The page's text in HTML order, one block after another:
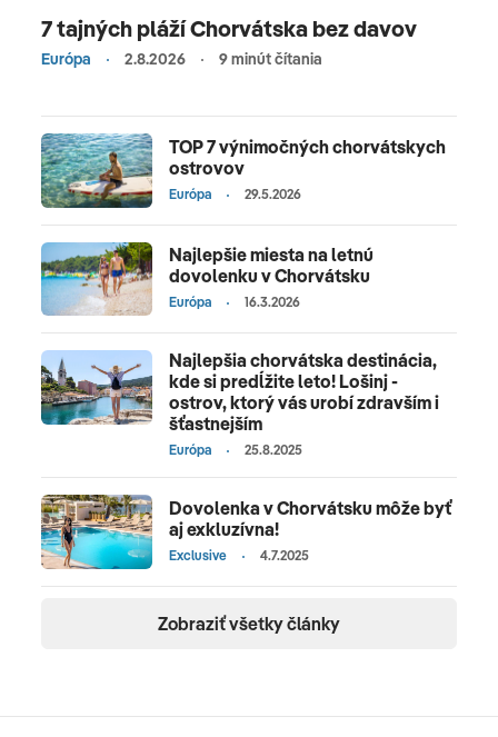
7 tajných pláží Chorvátska bez davov
Európa 2.8.2026 9 minút čítania
TOP 7 výnimočných chorvátskych
ostrovov
Európa 29.5.2026
Najlepšie miesta na letnú
dovolenku v Chorvátsku
Európa 16.3.2026
Najlepšia chorvátska destinácia,
kde si predĺžite leto! Lošinj -
ostrov, ktorý vás urobí zdravším i
šťastnejším
Európa 25.8.2025
Dovolenka v Chorvátsku môže byť
aj exkluzívna!
Exclusive 4.7.2025
Zobraziť všetky články